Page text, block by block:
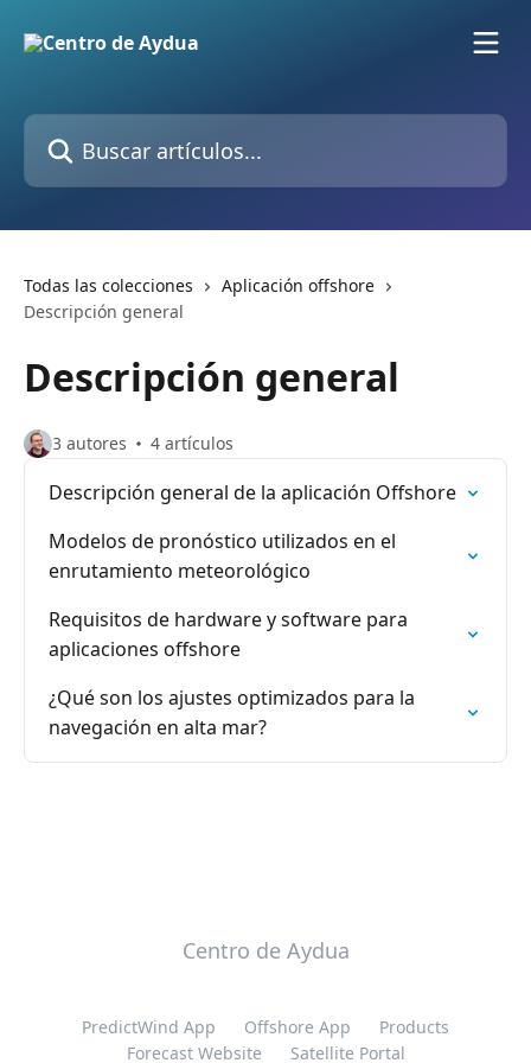
Buscar artículos...
Todas las colecciones
Aplicación offshore
Descripción general
Descripción general
3 autores 4 artículos
Descripción general de la aplicación Offshore
Modelos de pronóstico utilizados en el
enrutamiento meteorológico
Requisitos de hardware y software para
aplicaciones offshore
¿Qué son los ajustes optimizados para la
navegación en alta mar?
Centro de Aydua
PredictWind App Offshore App
Products
Forecast Website
Satellite Portal